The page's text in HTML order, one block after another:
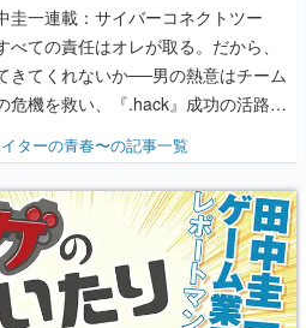
圭一連載：サイバーコネクトツー
べての責任はオレが取る。だから、
きてくれないか──男の熱意はチーム
危機を救い、『.hack』成功の活路を
ジャンプ』色だった【若ゲのいた
ターの青春〜の記事一覧